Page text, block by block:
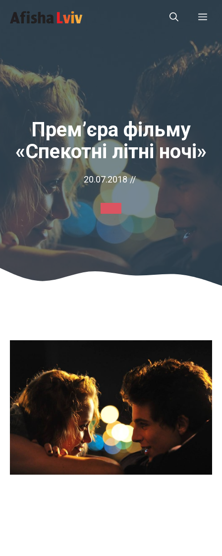
Прем’єра фільму
«Спекотні літні ночі»
20.07.2018 //